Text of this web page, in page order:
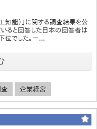
知能）」に関する調査結果を公
ると回答した日本の回答者は
位でした。一...
査 企業経営